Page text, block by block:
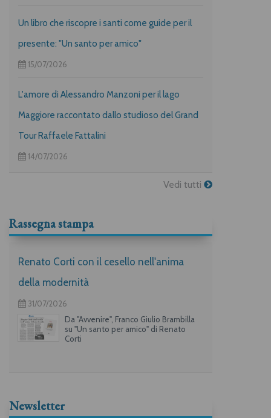
Un libro che riscopre i santi come guide per il
presente: "Un santo per amico"
15/07/2026
L'amore di Alessandro Manzoni per il lago
Maggiore raccontato dallo studioso del Grand
Tour Raffaele Fattalini
14/07/2026
Vedi tutti
Rassegna stampa
Renato Corti con il cesello nell'anima
della modernità
31/07/2026
Da "Avvenire", Franco Giulio Brambilla
su "Un santo per amico" di Renato
Corti
Newsletter